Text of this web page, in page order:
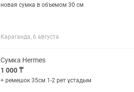
новая сумка в объемом 30 см
Караганда, 6 августа
Сумка Hermes
1 000 ₸
+ ремешок 35см 1-2 рет ұстадым